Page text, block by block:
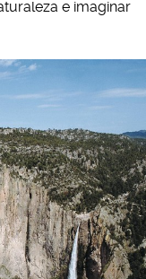
e imaginar